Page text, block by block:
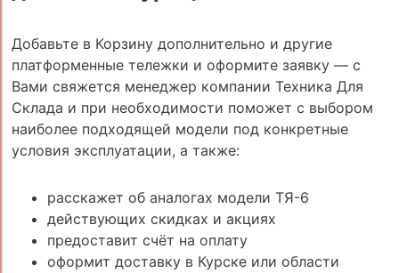
Добавьте в Корзину дополнительно и другие
платформенные тележки и оформите заявку — с
Вами свяжется менеджер компании Техника Для
Склада и при необходимости поможет с выбором
наиболее подходящей модели под конкретные
условия эксплуатации, а также:
расскажет об аналогах модели ТЯ-6
действующих скидках и акциях
предоставит счёт на оплату
оформит доставку в Курске или области